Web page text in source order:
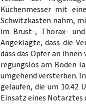
Küchenmesser mit
Schwitzkasten nahm,
im Brust-, Thorax-
Angeklagte, dass die
dass das Opfer an
regungslos am Boden
umgehend versterben.
gelaufen, die um 10.42
Einsatz eines